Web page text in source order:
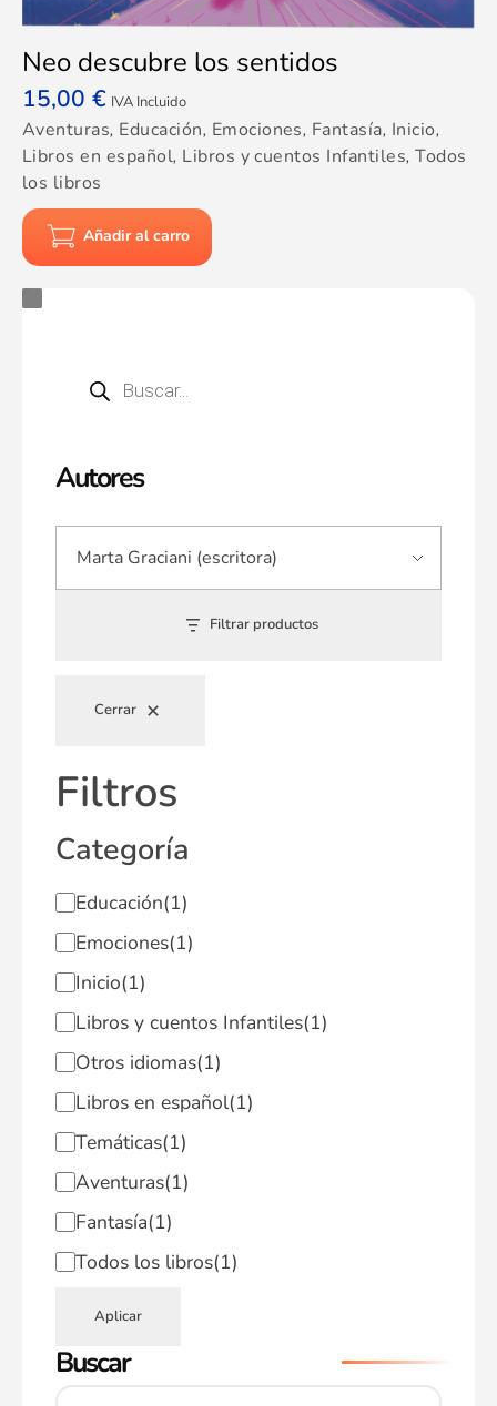
Autores
Filtrar productos
Cerrar
Filtros
Categoría
Educación(1)
Emociones(1)
Inicio(1)
Libros y cuentos Infantiles(1)
Otros idiomas(1)
Libros en español(1)
Temáticas(1)
Aventuras(1)
Fantasía(1)
Todos los libros(1)
Aplicar
Buscar
Neo descubre los sentidos
15,00 € IVA Incluido
Aventuras, Educación, Emociones, Fantasía, Inicio,
Libros en español, Libros y cuentos Infantiles,Todos
los libros
Añadir al carro